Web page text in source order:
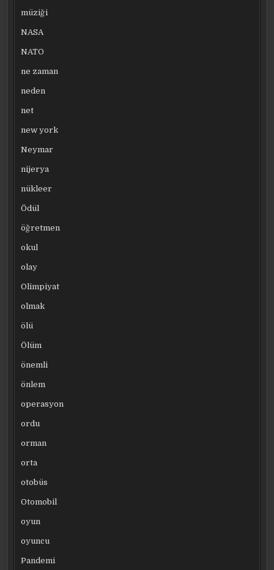
müziği
NASA
NATO
ne zaman
neden
net
new york
Neymar
nijerya
nükleer
Ödül
öğretmen
okul
olay
Olimpiyat
olmak
ölü
Ölüm
önemli
önlem
operasyon
ordu
orman
orta
otobüs
Otomobil
oyun
oyuncu
Pandemi